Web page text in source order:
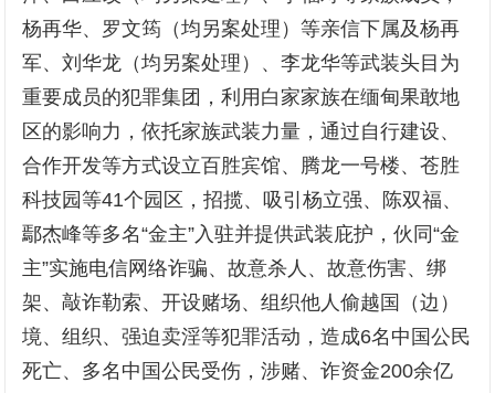
杨再华、罗文筠（均另案处理）等亲信下属及杨再
军、刘华龙（均另案处理）、李龙华等武装头目为
重要成员的犯罪集团，利用白家家族在缅甸果敢地
区的影响力，依托家族武装力量，通过自行建设、
合作开发等方式设立百胜宾馆、腾龙一号楼、苍胜
科技园等41个园区，招揽、吸引杨立强、陈双福、
鄢杰峰等多名“金主”入驻并提供武装庇护，伙同“金
主”实施电信网络诈骗、故意杀人、故意伤害、绑
架、敲诈勒索、开设赌场、组织他人偷越国（边）
境、组织、强迫卖淫等犯罪活动，造成6名中国公民
死亡、多名中国公民受伤，涉赌、诈资金200余亿